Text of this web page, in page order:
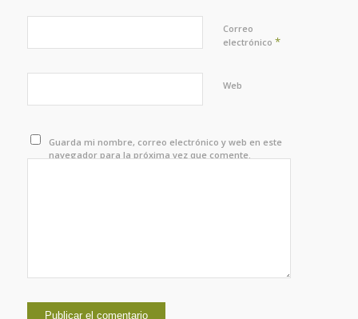
Correo
electrónico *
Web
Guarda mi nombre, correo electrónico y web en este
navegador para la próxima vez que comente.